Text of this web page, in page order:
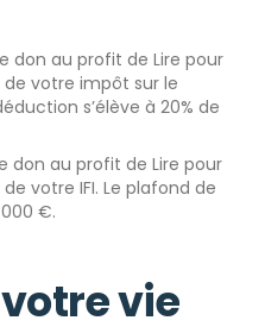
don au profit de Lire pour
votre impôt sur le
s’élève à 20% de
don au profit de Lire pour
votre IFI. Le plafond de
€.
vie